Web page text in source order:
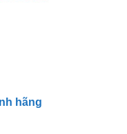
hãng